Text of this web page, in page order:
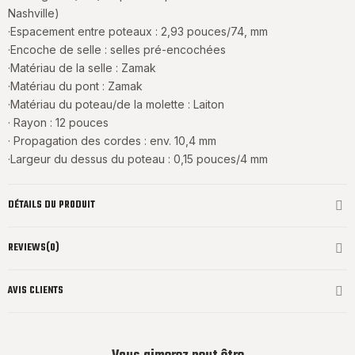
Nashville)
·Espacement entre poteaux : 2,93 pouces/74, mm
·Encoche de selle : selles pré-encochées
·Matériau de la selle : Zamak
·Matériau du pont : Zamak
·Matériau du poteau/de la molette : Laiton
· Rayon : 12 pouces
· Propagation des cordes : env. 10,4 mm
·Largeur du dessus du poteau : 0,15 pouces/4 mm
DÉTAILS DU PRODUIT
REVIEWS(0)
AVIS CLIENTS